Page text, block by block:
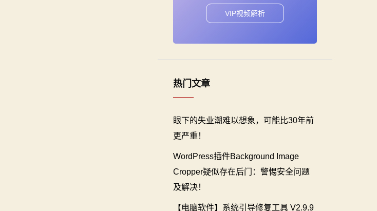
VIP视频解析
热门文章
眼下的失业潮难以想象，可能比30年前
更严重！
WordPress插件Background Image
Cropper疑似存在后门：警惕安全问题
及解决！
【电脑软件】系统引导修复工具 V2.9.9